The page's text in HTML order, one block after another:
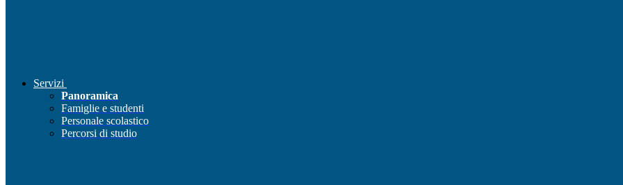
Servizi
Panoramica
Famiglie e studenti
Personale scolastico
Percorsi di studio